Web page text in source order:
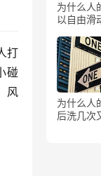
打
碰
风
为什么人
以自由滑
为什么人
后洗几次